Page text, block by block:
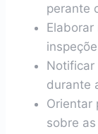
perante
Notificar
durante
Orientar
sobre